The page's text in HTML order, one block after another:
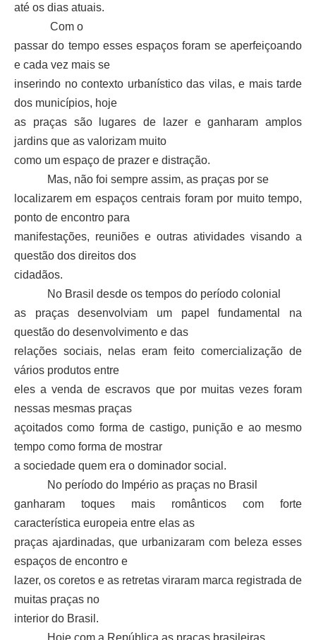
até os dias atuais.
Com o
passar do tempo esses espaços foram se aperfeiçoando
e cada vez mais se
inserindo no contexto urbanístico das vilas, e mais tarde
dos municípios, hoje
as praças são lugares de lazer e ganharam amplos
jardins que as valorizam muito
como um espaço de prazer e distração.
Mas, não foi sempre assim, as praças por se
localizarem em espaços centrais foram por muito tempo,
ponto de encontro para
manifestações, reuniões e outras atividades visando a
questão dos direitos dos
cidadãos.
No Brasil desde os tempos do período colonial
as praças desenvolviam um papel fundamental na
questão do desenvolvimento e das
relações sociais, nelas eram feito comercialização de
vários produtos entre
eles a venda de escravos que por muitas vezes foram
nessas mesmas praças
açoitados como forma de castigo, punição e ao mesmo
tempo como forma de mostrar
a sociedade quem era o dominador social.
No período do Império as praças no Brasil
ganharam toques mais românticos com forte
característica europeia entre elas as
praças ajardinadas, que urbanizaram com beleza esses
espaços de encontro e
lazer, os coretos e as retretas viraram marca registrada de
muitas praças no
interior do Brasil.
Hoje com a República as praças brasileiras